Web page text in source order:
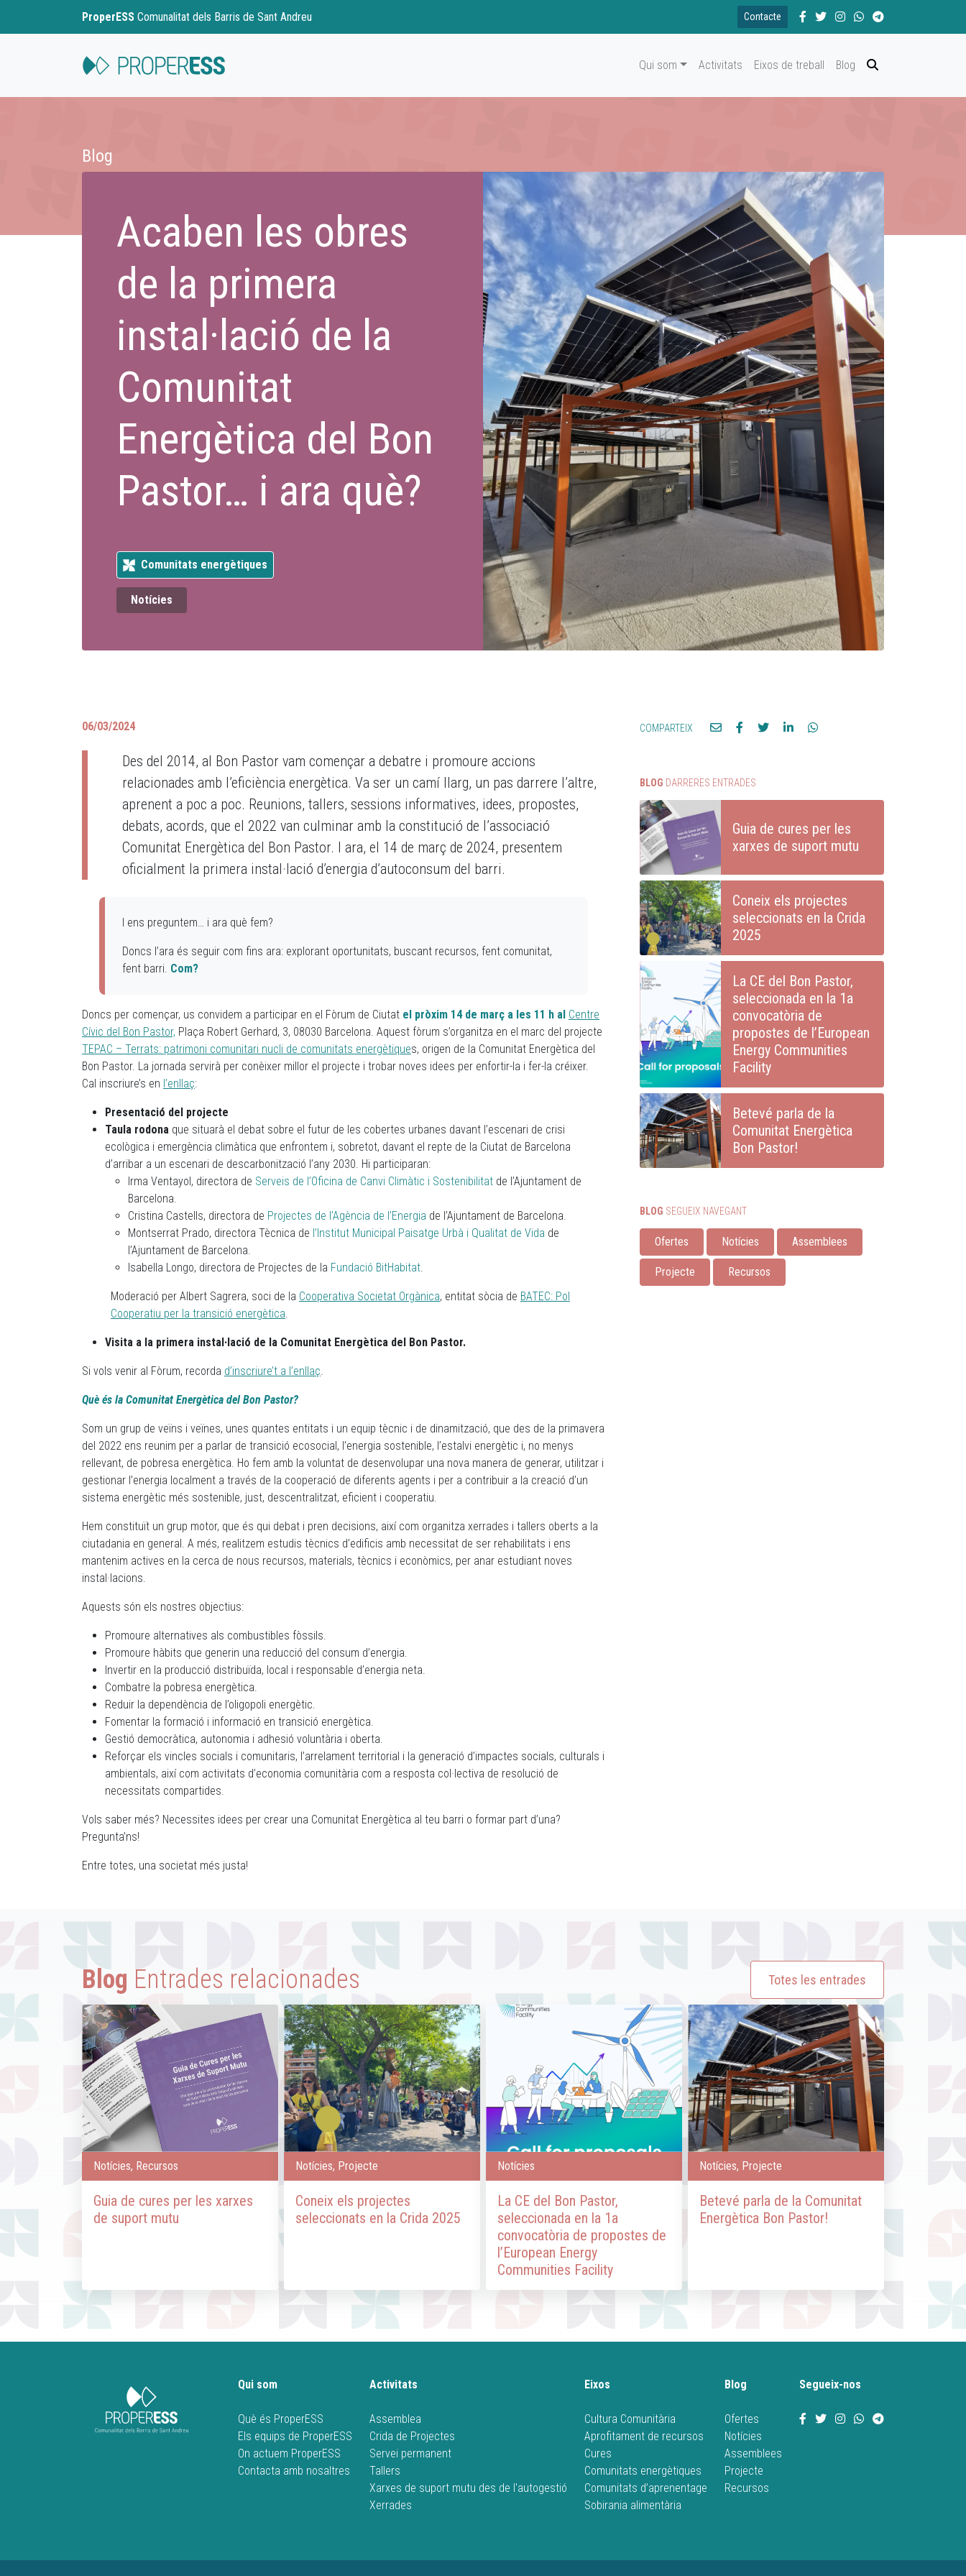
ProperESS Comunalitat dels Barris de Sant Andreu Contacte
Qui som Activitats Eixos de treball Blog
Blog
Acaben les obres
de la primera
instal·lació de la
Comunitat
Energètica del Bon
Pastor… i ara què?
Comunitats energètiques
Notícies
06/03/2024
Des del 2014, al Bon Pastor vam començar a debatre i promoure accions
relacionades amb l’eficiència energètica. Va ser un camí llarg, un pas darrere l’altre,
aprenent a poc a poc. Reunions, tallers, sessions informatives, idees, propostes,
debats, acords, que el 2022 van culminar amb la constitució de l’associació
Comunitat Energètica del Bon Pastor. I ara, el 14 de març de 2024, presentem
oficialment la primera instal·lació d’energia d’autoconsum del barri.
I ens preguntem… i ara què fem?
Doncs l’ara és seguir com fins ara: explorant oportunitats, buscant recursos, fent comunitat,
fent barri. Com?
Doncs per començar, us convidem a participar en el Fòrum de Ciutat el pròxim 14 de març a les 11 h al Centre
Cívic del Bon Pastor, Plaça Robert Gerhard, 3, 08030 Barcelona. Aquest fòrum s’organitza en el marc del projecte
TEPAC – Terrats: patrimoni comunitari nucli de comunitats energètiques, origen de la Comunitat Energètica del
Bon Pastor. La jornada servirà per conèixer millor el projecte i trobar noves idees per enfortir-la i fer-la créixer.
Cal inscriure’s en l’enllaç:
Presentació del projecte
Taula rodona que situarà el debat sobre el futur de les cobertes urbanes davant l’escenari de crisi
ecològica i emergència climàtica que enfrontem i, sobretot, davant el repte de la Ciutat de Barcelona
d’arribar a un escenari de descarbonització l’any 2030. Hi participaran:
Irma Ventayol, directora de Serveis de l’Oficina de Canvi Climàtic i Sostenibilitat de l’Ajuntament de
Barcelona.
Cristina Castells, directora de Projectes de l’Agència de l’Energia de l’Ajuntament de Barcelona.
Montserrat Prado, directora Tècnica de l’Institut Municipal Paisatge Urbà i Qualitat de Vida de
l’Ajuntament de Barcelona.
Isabella Longo, directora de Projectes de la Fundació BitHabitat.
Moderació per Albert Sagrera, soci de la Cooperativa Societat Orgànica, entitat sòcia de BATEC: Pol
Cooperatiu per la transició energètica.
Visita a la primera instal·lació de la Comunitat Energètica del Bon Pastor.
Si vols venir al Fòrum, recorda d’inscriure’t a l’enllaç.
Què és la Comunitat Energètica del Bon Pastor?
Som un grup de veïns i veïnes, unes quantes entitats i un equip tècnic i de dinamització, que des de la primavera
del 2022 ens reunim per a parlar de transició ecosocial, l’energia sostenible, l’estalvi energètic i, no menys
rellevant, de pobresa energètica. Ho fem amb la voluntat de desenvolupar una nova manera de generar, utilitzar i
gestionar l’energia localment a través de la cooperació de diferents agents i per a contribuir a la creació d’un
sistema energètic més sostenible, just, descentralitzat, eficient i cooperatiu.
Hem constituït un grup motor, que és qui debat i pren decisions, així com organitza xerrades i tallers oberts a la
ciutadania en general. A més, realitzem estudis tècnics d’edificis amb necessitat de ser rehabilitats i ens
mantenim actives en la cerca de nous recursos, materials, tècnics i econòmics, per anar estudiant noves
instal·lacions.
Aquests són els nostres objectius:
Promoure alternatives als combustibles fòssils.
Promoure hàbits que generin una reducció del consum d’energia.
Invertir en la producció distribuïda, local i responsable d’energia neta.
Combatre la pobresa energètica.
Reduir la dependència de l’oligopoli energètic.
Fomentar la formació i informació en transició energètica.
Gestió democràtica, autonomia i adhesió voluntària i oberta.
Reforçar els vincles socials i comunitaris, l’arrelament territorial i la generació d’impactes socials, culturals i
ambientals, així com activitats d’economia comunitària com a resposta col·lectiva de resolució de
necessitats compartides.
Vols saber més? Necessites idees per crear una Comunitat Energètica al teu barri o formar part d’una?
Pregunta’ns!
Entre totes, una societat més justa!
COMPARTEIX
BLOG DARRERES ENTRADES
Guia de cures per les
xarxes de suport mutu
Coneix els projectes
seleccionats en la Crida
2025
La CE del Bon Pastor,
seleccionada en la 1a
convocatòria de
propostes de l’European
Energy Communities
Facility
Betevé parla de la
Comunitat Energètica
Bon Pastor!
BLOG SEGUEIX NAVEGANT
Ofertes Notícies Assemblees
Projecte Recursos
Blog Entrades relacionades Totes les entrades
Notícies, Recursos
Guia de cures per les xarxes
de suport mutu
Notícies, Projecte
Coneix els projectes
seleccionats en la Crida 2025
Notícies
La CE del Bon Pastor,
seleccionada en la 1a
convocatòria de propostes de
l’European Energy
Communities Facility
Notícies, Projecte
Betevé parla de la Comunitat
Energètica Bon Pastor!
Qui som
Què és ProperESS
Els equips de ProperESS
On actuem ProperESS
Contacta amb nosaltres
Activitats
Assemblea
Crida de Projectes
Servei permanent
Tallers
Xarxes de suport mutu des de l'autogestió
Xerrades
Eixos
Cultura Comunitària
Aprofitament de recursos
Cures
Comunitats energètiques
Comunitats d’aprenentage
Sobirania alimentària
Blog
Ofertes
Notícies
Assemblees
Projecte
Recursos
Segueix-nos